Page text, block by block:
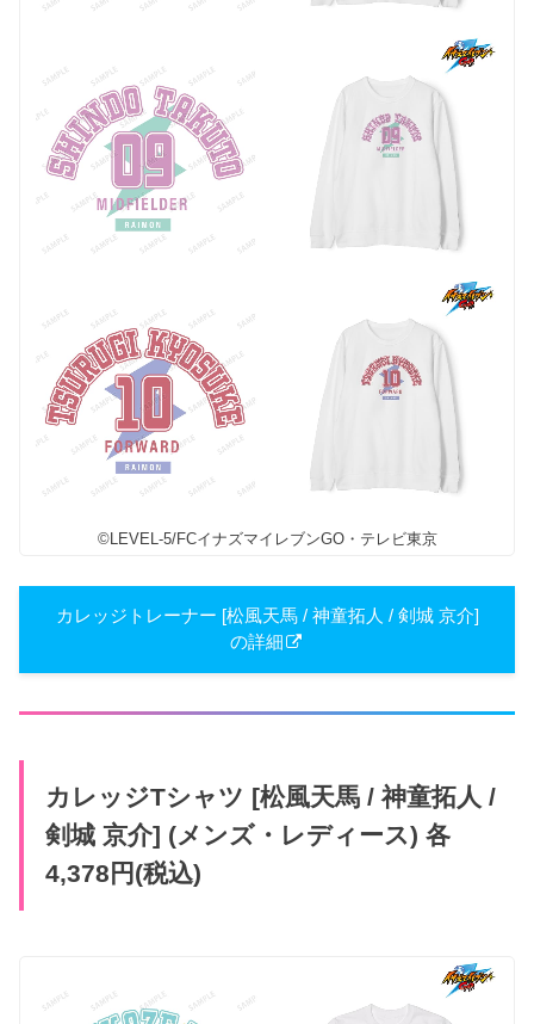
©LEVEL-5/FCイナズマイレブンGO・テレビ東京
カレッジトレーナー [松風天馬 / 神童拓人 / 剣城 京介]
の詳細
カレッジTシャツ [松風天馬 / 神童拓人 /
剣城 京介] (メンズ・レディース) 各
4,378円(税込)